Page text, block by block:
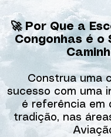
🚀 Por Que a
Congonhas é o
Construa uma
sucesso com uma
é referência em
tradição, nas